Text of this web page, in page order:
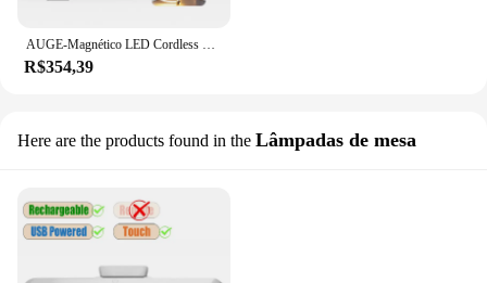
R$354,39
Here are the products found in the Lâmpadas de mesa